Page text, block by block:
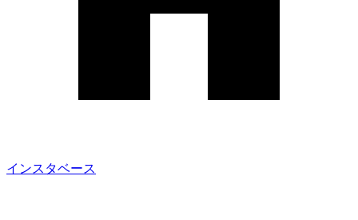
インスタベース